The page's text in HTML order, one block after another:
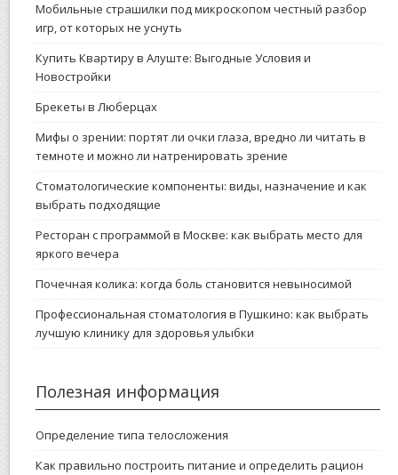
Мобильные страшилки под микроскопом честный разбор
игр, от которых не уснуть
Купить Квартиру в Алуште: Выгодные Условия и
Новостройки
Брекеты в Люберцах
Мифы о зрении: портят ли очки глаза, вредно ли читать в
темноте и можно ли натренировать зрение
Стоматологические компоненты: виды, назначение и как
выбрать подходящие
Ресторан с программой в Москве: как выбрать место для
яркого вечера
Почечная колика: когда боль становится невыносимой
Профессиональная стоматология в Пушкино: как выбрать
лучшую клинику для здоровья улыбки
Полезная информация
Определение типа телосложения
Как правильно построить питание и определить рацион